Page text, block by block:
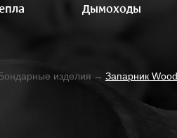
Дымоходы
изделия → Запарник